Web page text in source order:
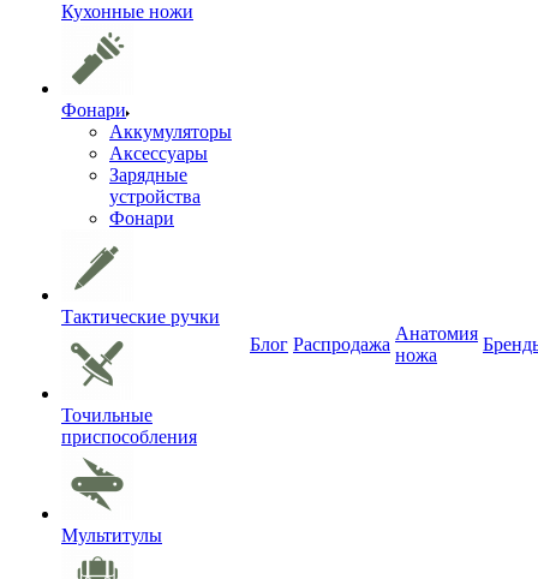
Кухонные ножи
Фонари
Аккумуляторы
Аксессуары
Зарядные
устройства
Фонари
Тактические ручки
Точильные
приспособления
Мультитулы
Блог Распродажа
Анатомия
ножа